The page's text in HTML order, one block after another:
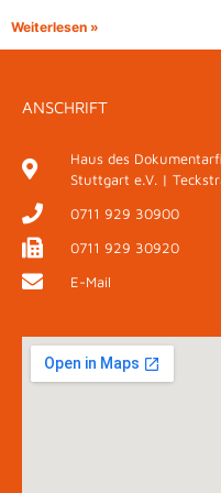
Weiterlesen »
ANSCHRIFT
Haus des
Stuttgart e.V. |
0711 929 30900
0711 929 30920
E-Mail